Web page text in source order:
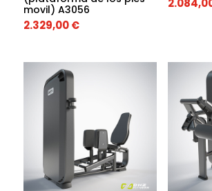
movil) A3056
2.329,00€